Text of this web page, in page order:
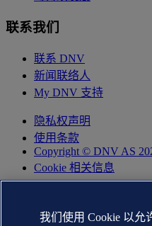
联系我们
联系 DNV
新闻联络人
My DNV 支持
隐私权声明
使用条款
Copyright © DNV AS
Cookie 相关信息
我们使用 Cookie 以允